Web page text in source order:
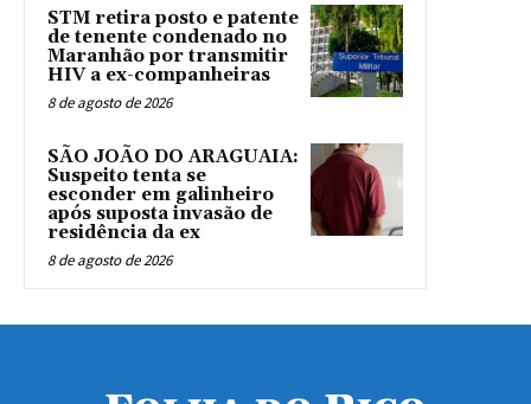
STM retira posto e patente
de tenente condenado no
Maranhão por transmitir
HIV a ex-companheiras
8 de agosto de 2026
SÃO JOÃO DO ARAGUAIA:
Suspeito tenta se
esconder em galinheiro
após suposta invasão de
residência da ex
8 de agosto de 2026